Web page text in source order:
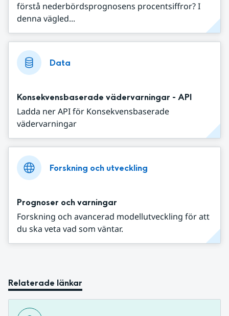
förstå nederbördsprognosens procentsiffror? I
denna vägled...
Data
Konsekvensbaserade vädervarningar - API
Ladda ner API för Konsekvensbaserade
vädervarningar
Forskning och utveckling
Prognoser och varningar
Forskning och avancerad modellutveckling för att
du ska veta vad som väntar.
Relaterade länkar